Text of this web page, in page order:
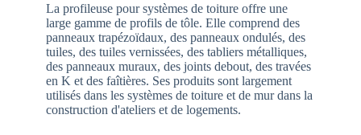
La profileuse pour systèmes de toiture offre une
large gamme de profils de tôle. Elle comprend des
panneaux trapézoïdaux, des panneaux ondulés, des
tuiles, des tuiles vernissées, des tabliers métalliques,
des panneaux muraux, des joints debout, des travées
en K et des faîtières. Ses produits sont largement
utilisés dans les systèmes de toiture et de mur dans la
construction d'ateliers et de logements.